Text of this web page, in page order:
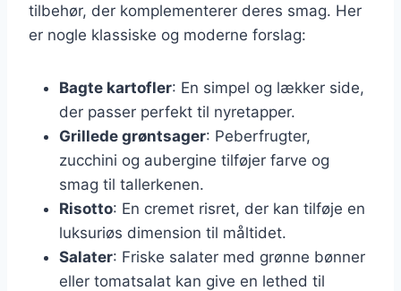
tilbehør, der komplementerer deres smag. Her
er nogle klassiske og moderne forslag:
Bagte kartofler: En simpel og lækker side,
der passer perfekt til nyretapper.
Grillede grøntsager: Peberfrugter,
zucchini og aubergine tilføjer farve og
smag til tallerkenen.
Risotto: En cremet risret, der kan tilføje en
luksuriøs dimension til måltidet.
Salater: Friske salater med grønne bønner
eller tomatsalat kan give en lethed til